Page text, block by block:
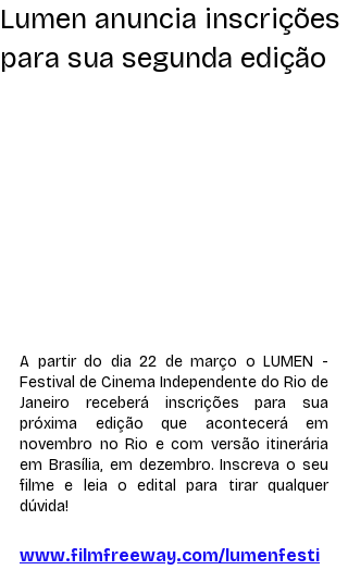
Lumen anuncia inscrições
para sua segunda edição
A partir do dia 22 de março o LUMEN -
Festival de Cinema Independente do Rio de
Janeiro receberá inscrições para sua
próxima edição que acontecerá em
novembro no Rio e com versão itinerária
em Brasília, em dezembro. Inscreva o seu
filme e leia o edital para tirar qualquer
dúvida!
www.filmfreeway.com/lumenfesti